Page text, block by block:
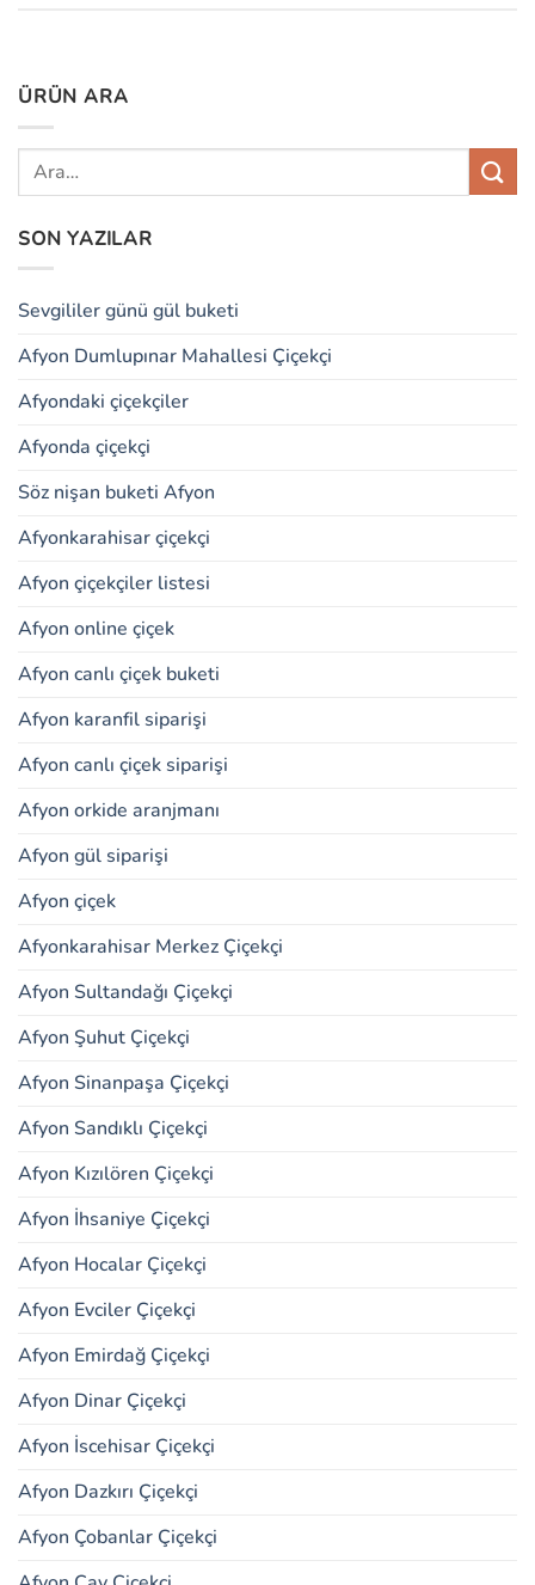
ÜRÜN ARA
SON YAZILAR
Sevgililer günü gül buketi
Afyon Dumlupınar Mahallesi Çiçekçi
Afyondaki çiçekçiler
Afyonda çiçekçi
Söz nişan buketi Afyon
Afyonkarahisar çiçekçi
Afyon çiçekçiler listesi
Afyon online çiçek
Afyon canlı çiçek buketi
Afyon karanfil siparişi
Afyon canlı çiçek siparişi
Afyon orkide aranjmanı
Afyon gül siparişi
Afyon çiçek
Afyonkarahisar Merkez Çiçekçi
Afyon Sultandağı Çiçekçi
Afyon Şuhut Çiçekçi
Afyon Sinanpaşa Çiçekçi
Afyon Sandıklı Çiçekçi
Afyon Kızılören Çiçekçi
Afyon İhsaniye Çiçekçi
Afyon Hocalar Çiçekçi
Afyon Evciler Çiçekçi
Afyon Emirdağ Çiçekçi
Afyon Dinar Çiçekçi
Afyon İscehisar Çiçekçi
Afyon Dazkırı Çiçekçi
Afyon Çobanlar Çiçekçi